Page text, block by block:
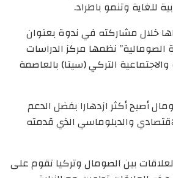
للغاية وتنمو باطراد.
خلال مشاركته في ندوة بعنوان
الصومالية” نظمها مركز الدراسات
التركي (سيتا) بالعاصمة
أصبح أكثر ازدهارا بفضل الدعم
والدبلوماسي الذي قدمته
بين الصومال وتركيا تقوم على